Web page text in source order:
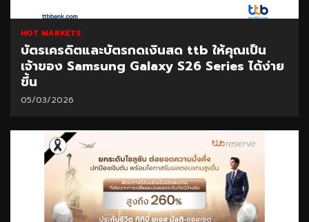
HOT MARKETS
บัตรเครดิตและบัตรกดเงินสด ttb ให้คุณเป็น
เจ้าของ Samsung Galaxy S26 Series ได้ง่าย
ขึ้น
05/03/2026